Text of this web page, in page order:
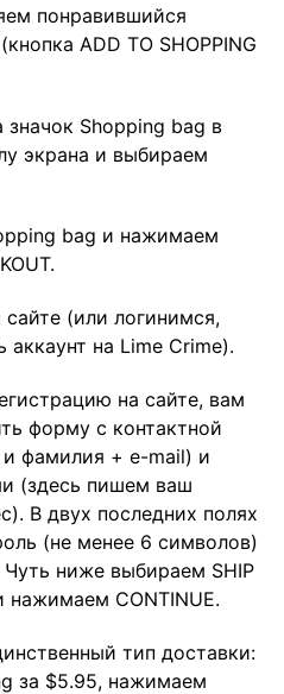
понравившийся
ADD TO SHOPPING
Shopping bag в
экрана и выбираем
bag и нажимаем
(или логинимся,
аккаунт на Lime Crime).
на сайте, вам
форму с контактной
фамилия + e-mail) и
(здесь пишем ваш
В двух последних полях
(не менее 6 символов)
Чуть ниже выбираем SHIP
нажимаем CONTINUE.
тип доставки:
за $5.95, нажимаем